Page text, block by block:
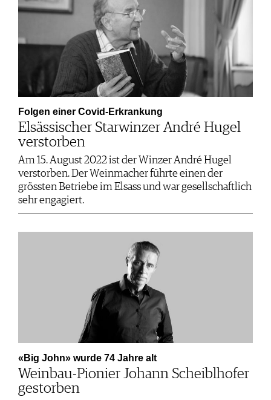
Folgen einer Covid-Erkrankung
Elsässischer Starwinzer André Hugel
verstorben
Am 15. August 2022 ist der Winzer André Hugel
verstorben. Der Weinmacher führte einen der
grössten Betriebe im Elsass und war gesellschaftlich
sehr engagiert.
«Big John» wurde 74 Jahre alt
Weinbau-Pionier Johann Scheiblhofer
gestorben